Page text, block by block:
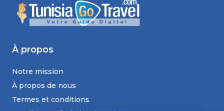
À propos
Notre mission
À propos de nous
Termes et conditions